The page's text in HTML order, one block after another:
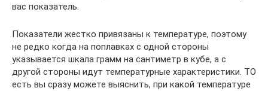
вас показатель.
Показатели жестко привязаны к температуре, поэтому
не редко когда на поплавках с одной стороны
указывается шкала грамм на сантиметр в кубе, а с
другой стороны идут температурные характеристики. ТО
есть вы сразу можете выяснить, при какой температуре